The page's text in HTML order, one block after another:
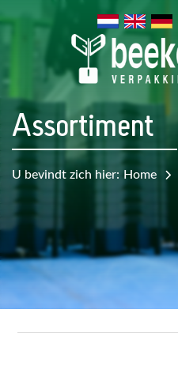
Assortiment
U bevindt zich hier: Home